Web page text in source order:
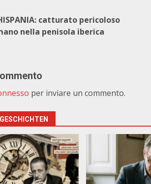
catturato pericoloso
nella penisola iberica
per inviare un commento.